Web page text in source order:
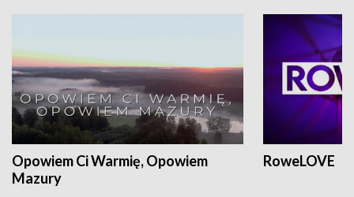
Opowiem Ci Warmię, Opowiem
Mazury
RoweLOVE